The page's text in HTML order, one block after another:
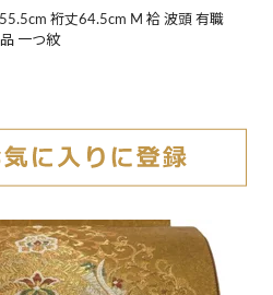
裄丈64.5cm M 袷 波頭 有職
一つ紋